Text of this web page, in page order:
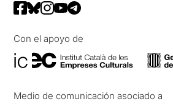
Con el apoyo de
Medio de comunicación asociado a